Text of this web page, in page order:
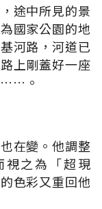
途中所見的景
國家公園的地
河路，河道已
上剛蓋好一座
……。
在變。他調整
視之為「超現
色彩又重回他